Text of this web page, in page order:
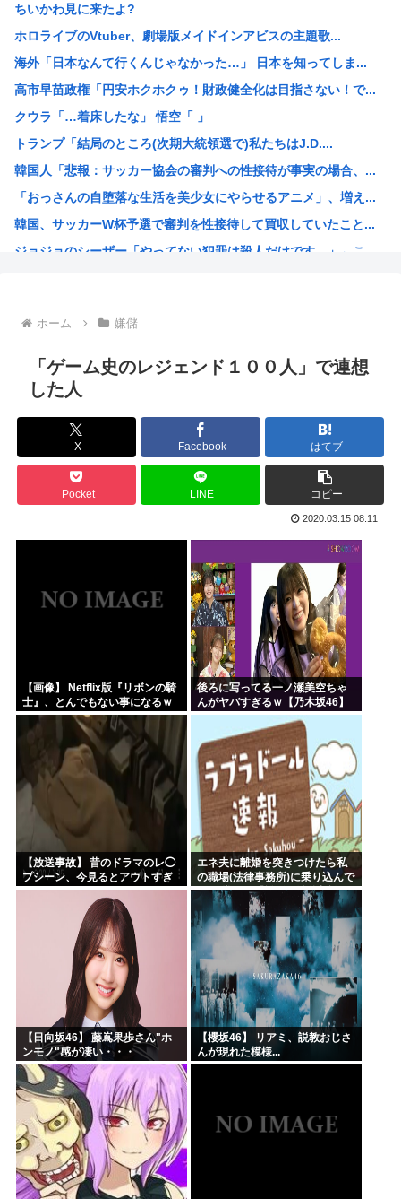
【朗報】イギリス、タバコ販売禁止法案を可決www
韓国サッカー協会、2011～12年に国際審判員らを性接待
クビになったバイト先の店長のインスタ見つけた
【画像】大企業「働きたくない人へ」←10万いいね！
【画像】東出昌大の再婚相手の体があまりにすごいｗｗｗ
【悲報】熊本県知事、報道陣土足取材にマジギレ「遺族や被災...
2026年レズが好きなK-POPアイドル発表！ぶち抜き1...
【速報】 高市政権、エース級の財務官僚・一松旬氏を左遷「...
甲子園出場校 猛暑と資金難に苦しむ
ちいかわ見に来たよ?
ホロライブのVtuber、劇場版メイドインアビスの主題歌...
海外「日本なんて行くんじゃなかった…」 日本を知ってしま...
高市早苗政権「円安ホクホクゥ！財政健全化は目指さない！で...
クウラ「…着床したな」 悟空「 」
トランプ「結局のところ(次期大統領選で)私たちはJ.D....
韓国人「悲報：サッカー協会の審判への性接待が事実の場合、...
「おっさんの自堕落な生活を美少女にやらせるアニメ」、増え...
韓国、サッカーW杯予選で審判を性接待して買収していたこと...
ジョジョのシーザー「やってない犯罪は殺人だけです。」←こ...
韓国サッカー協会、外国人審判員数十人に性的接待。羨ま死刑
韓国人「韓国サッカー協会が行った国際試合の性的接待の全容...
【超画像 】週刊少年ジャンプ、世代交代に失敗
海外「日本なんて行くんじゃなかった…」 日本を知ってしま...
え？なんでみんな『みいちゃんと山田さん』のアニメ化に怒っ...
【衝撃】 韓国人「宮崎駿が首を縦に振った金額」
韓国人「韓国サッカー協会が行った国際試合の性的接待の全容...
安倍昭恵「なんで安倍晋三が殺されたのか今でもわからない」
中国が対米ドローン規制強化して世界が騒然！←「事実上の禁...
海外「日本なんて行くんじゃなかった…」 日本を知ってしま...
クルド人問題を訴えてきた河合ゆうすけ、埼玉県知事選挙に立...
ホーム 嫌儲
「ゲーム史のレジェンド１００人」で連想
した人
X Facebook はてブ
Pocket LINE コピー
2020.03.15 08:11
【画像】 Netflix版『リボンの騎
士』、とんでもない事になるｗ
ｗｗｗｗ
後ろに写ってる一ノ瀬美空ちゃ
んがヤバすぎるｗ【乃木坂46】
【放送事故】 昔のドラマのレ◯
プシーン、今見るとアウトすぎ
る・・・
エネ夫に離婚を突きつけたら私
の職場(法律事務所)に乗り込んで
きた 堂々と「離婚の法律相談で
す。母の薦めでこちらに参りま
した」と言っているが、...
【日向坂46】 藤嶌果歩さん"ホ
ンモノ"感が凄い・・・
【櫻坂46】 リアミ、説教おじさ
んが現れた模様...